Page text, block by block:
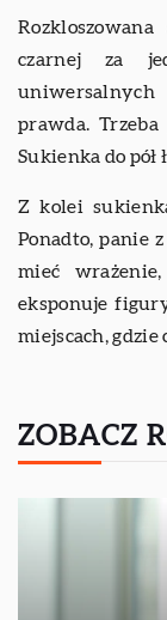
czarnej za
prawda. Trzeba
Sukienka do pół
Z kolei
Ponadto, panie
mieć
eksponuje
miejscach, gdzie
ZOBACZ